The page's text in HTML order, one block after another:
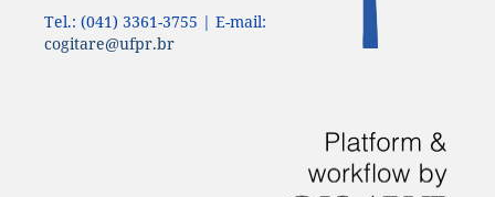
Tel.: (041) 3361-3755 | E-mail:
cogitare@ufpr.br